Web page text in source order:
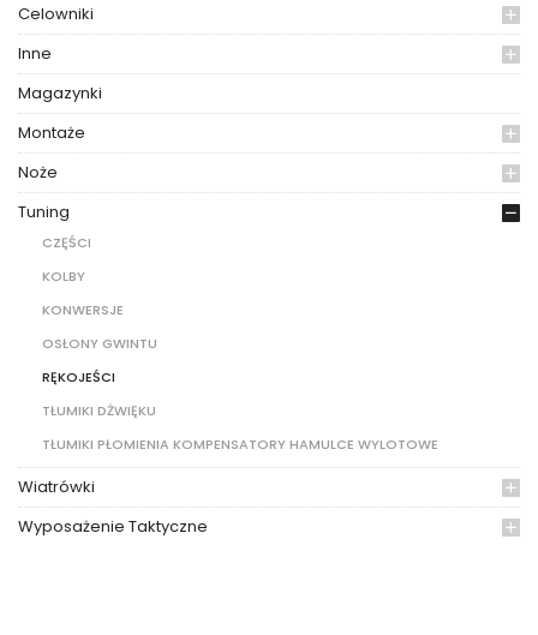
Celowniki
Inne
Magazynki
Montaże
Noże
Tuning
CZĘŚCI
KOLBY
KONWERSJE
OSŁONY GWINTU
RĘKOJEŚCI
TŁUMIKI DŻWIĘKU
TŁUMIKI PŁOMIENIA KOMPENSATORY HAMULCE WYLOTOWE
Wiatrówki
Wyposażenie Taktyczne